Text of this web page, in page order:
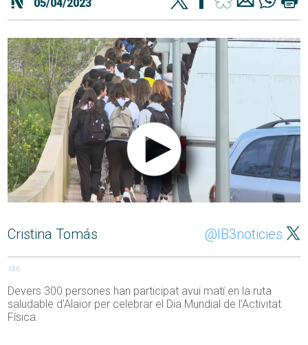
05/04/2023
Cristina Tomás @IB3noticies
186
Devers 300 persones han participat avui matí en la ruta
saludable d’Alaior per celebrar el Dia Mundial de l’Activitat
Física.